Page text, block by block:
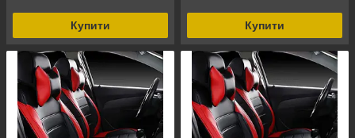
Купити Купити